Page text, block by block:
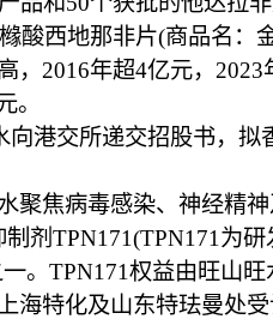
西地那非片(商品名：
，2016年超4亿元，2023
。
港交所递交招股书，拟
焦病毒感染、神经精神
剂TPN171(TPN171为
。TPN171权益由旺山旺
海特化及山东特珐曼处